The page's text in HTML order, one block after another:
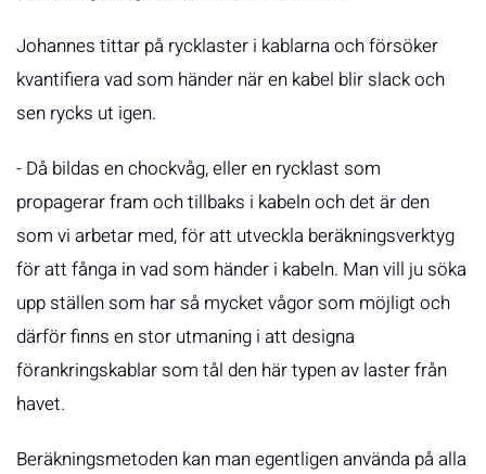
Johannes tittar på rycklaster i kablarna och försöker
kvantifiera vad som händer när en kabel blir slack och
sen rycks ut igen.
- Då bildas en chockvåg, eller en rycklast som
propagerar fram och tillbaks i kabeln och det är den
som vi arbetar med, för att utveckla beräkningsverktyg
för att fånga in vad som händer i kabeln. Man vill ju söka
upp ställen som har så mycket vågor som möjligt och
därför finns en stor utmaning i att designa
förankringskablar som tål den här typen av laster från
havet.
Beräkningsmetoden kan man egentligen använda på alla